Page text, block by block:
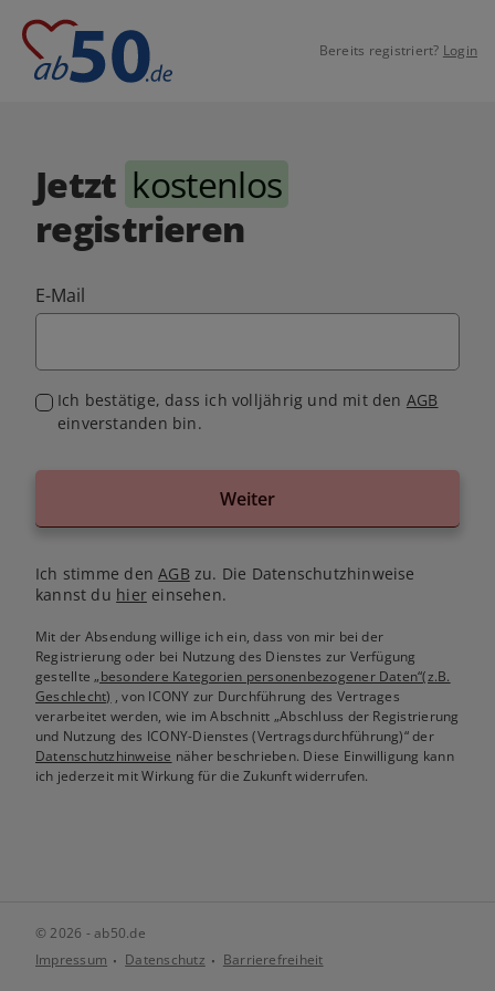
Bereits registriert? Login
Jetzt kostenlos
registrieren
E-Mail
Ich bestätige, dass ich volljährig und mit den AGB
einverstanden bin.
Weiter
Ich stimme denAGB zu. Die Datenschutzhinweise
kannst du hiereinsehen.
Mit der Absendung willige ich ein, dass von mir bei der
Registrierung oder bei Nutzung des Dienstes zur Verfügung
gestellte„besondere Kategorien personenbezogener Daten“(z.B.
Geschlecht) , von ICONY zur Durchführung des Vertrages
verarbeitet werden, wie im Abschnitt „Abschluss der Registrierung
und Nutzung des ICONY-Dienstes (Vertragsdurchführung)“ der
Datenschutzhinweise näher beschrieben. Diese Einwilligung kann
ich jederzeit mit Wirkung für die Zukunft widerrufen.
© 2026 - ab50.de
Impressum
Datenschutz Barrierefreiheit